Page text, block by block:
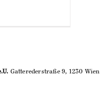
Gatterederstraße 9, 1230 Wien